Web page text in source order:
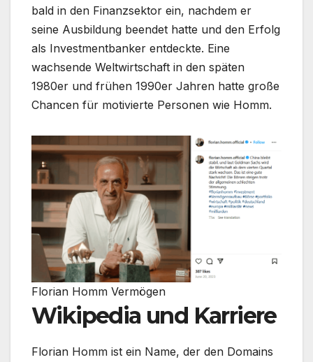
bald in den Finanzsektor ein, nachdem er
seine Ausbildung beendet hatte und den Erfolg
als Investmentbanker entdeckte. Eine
wachsende Weltwirtschaft in den späten
1980er und frühen 1990er Jahren hatte große
Chancen für motivierte Personen wie Homm.
Florian Homm Vermögen
Wikipedia und Karriere
Florian Homm ist ein Name, der den Domains